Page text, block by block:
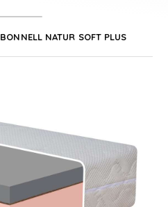
BONNELL NATUR SOFT PLUS